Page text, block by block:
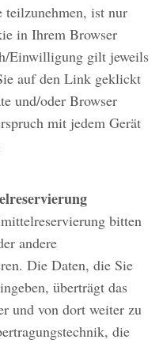
teilzunehmen, ist nur
in Ihrem Browser
Einwilligung gilt jeweils
auf den Link geklickt
und/oder Browser
mit jedem Gerät
bitten
andere
Die Daten, die Sie
überträgt das
und von dort weiter zu
die